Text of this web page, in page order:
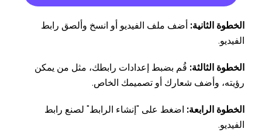
الخطوة الثانية: أضف ملف الفيديو أو انسخ وألصق رابط
الفيديو.
الخطوة الثالثة: قُم بضبط إعدادات رابطك، مثل من يمكن
رؤيته، وأضف شعارك أو تصميمك الخاص.
الخطوة الرابعة: اضغط على "إنشاء الرابط" لصنع رابط
الفيديو.